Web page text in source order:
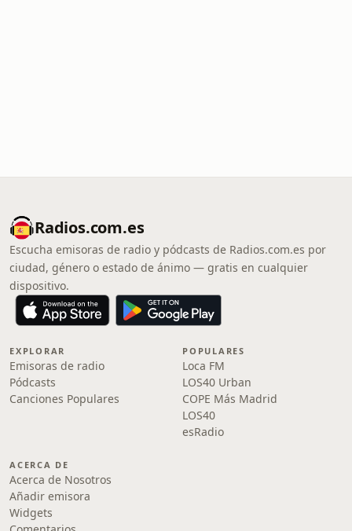
Radios.com.es
Escucha emisoras de radio y pódcasts de Radios.com.es por
ciudad, género o estado de ánimo — gratis en cualquier
dispositivo.
EXPLORAR
Emisoras de radio
Pódcasts
Canciones Populares
POPULARES
Loca FM
LOS40 Urban
COPE Más Madrid
LOS40
esRadio
ACERCA DE
Acerca de Nosotros
Añadir emisora
Widgets